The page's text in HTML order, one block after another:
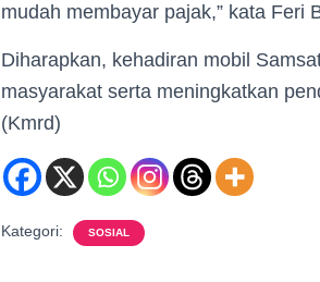
mudah membayar pajak,” kata Feri
Diharapkan, kehadiran mobil
masyarakat serta meningkatkan
(Kmrd)
Kategori: SOSIAL